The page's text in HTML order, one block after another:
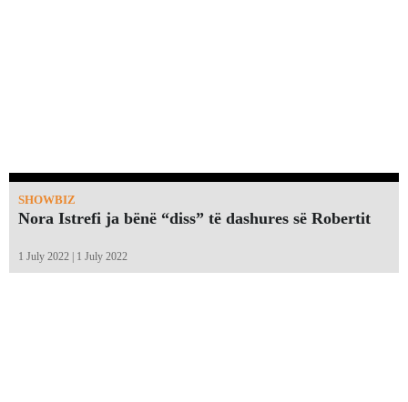
SHOWBIZ
Nora Istrefi ja bënë “diss” të dashures së Robertit
1 July 2022 | 1 July 2022